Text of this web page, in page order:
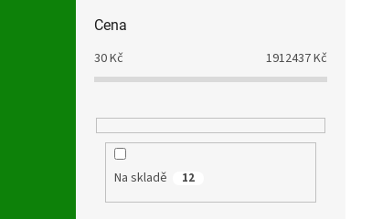
Cena
30Kč 1912437Kč
Na skladě 12